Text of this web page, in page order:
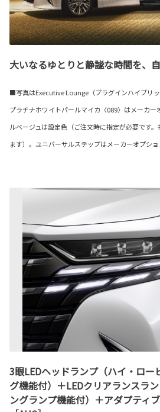
大いなるゆとりと静謐な時間を、自
■写真はExecutive Lounge（プラグインハイブリ
プラチナホワイトパールマイカ〈089〉はメーカー
ルベージュは設定色（ご注文時に指定が必要です
ます）。ユニバーサルステップはメーカーオプショ
3眼LEDヘッドランプ（ハイ・ロ
グ機能付）＋LEDクリアランスラ
ングランプ機能付）＋アダプティ